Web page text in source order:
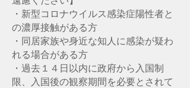
・新型コロナウイルス感染症陽性者と
の濃厚接触がある方
・同居家族や身近な知人に感染が疑わ
れる場合がある方
・過去１４日以内に政府から入国制
限、入国後の観察期間を必要とされて